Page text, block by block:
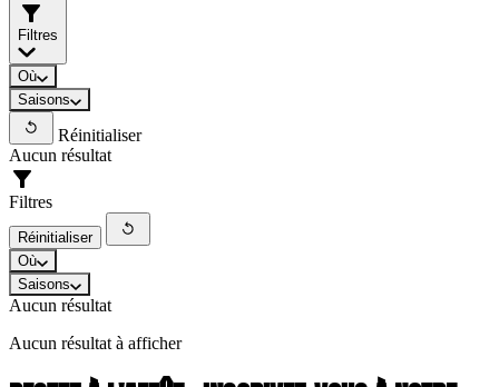
Filtres
Où
Saisons
Réinitialiser
Aucun résultat
Filtres
Réinitialiser
Où
Saisons
Aucun résultat
Aucun résultat à afficher